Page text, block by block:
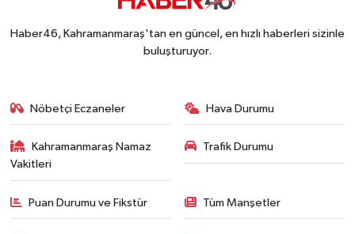
Kahramanmaraş'ın Tarihi Mirası İçin Ankara'da
Haber46, Kahramanmaraş'tan en güncel, en hızlı haberleri sizinle
buluşturuyor.
Nöbetçi Eczaneler Hava Durumu
Kahramanmaraş Namaz
Vakitleri
Trafik Durumu
Puan Durumu ve Fikstür Tüm Manşetler